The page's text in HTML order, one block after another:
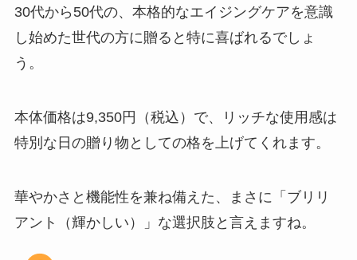
30代から50代の、本格的なエイジングケアを意識
し始めた世代の方に贈ると特に喜ばれるでしょ
う。
本体価格は9,350円（税込）で、リッチな使用感は
特別な日の贈り物としての格を上げてくれます。
華やかさと機能性を兼ね備えた、まさに「ブリリ
アント（輝かしい）」な選択肢と言えますね。